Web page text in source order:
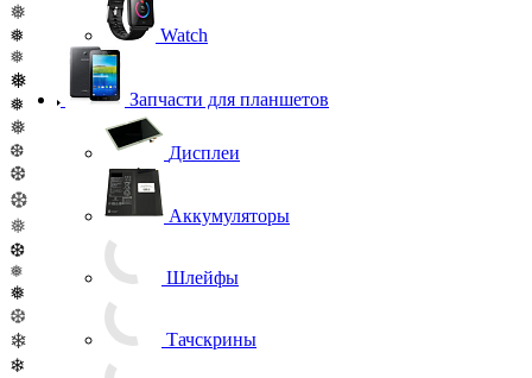
❅
❅
❅
❅
❅
❅
❆
❆
❆
❅
❆
❅
❅
❆
❄
❄
Watch
Запчасти для планшетов
Дисплеи
Аккумуляторы
Шлейфы
Тачскрины